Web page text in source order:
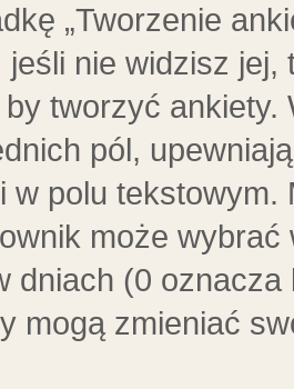
„Tworzenie
nie widzisz
tworzyć ankiety.
pól,
w polu
może
dniach (0
mogą zmieniać